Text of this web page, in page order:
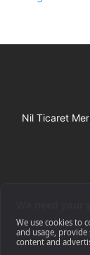
Nil Ticaret